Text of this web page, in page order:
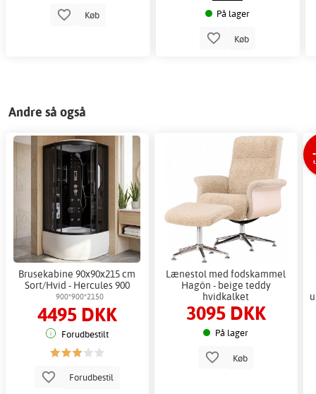
Køb
På lager
Køb
Andre så også
Brusekabine 90x90x215 cm
Sort/Hvid - Hercules 900
900*900*2150
4495 DKK
Forudbestilt
Forudbestil
Lænestol med fodskammel
Hagön - beige teddy
hvidkalket
3095 DKK
På lager
Køb